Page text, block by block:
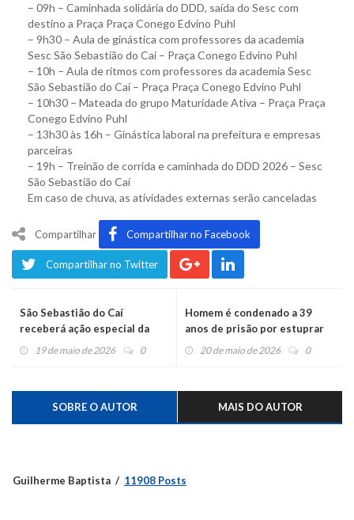
– 09h – Caminhada solidária do DDD, saída do Sesc com
destino a Praça Praça Conego Edvino Puhl
– 9h30 – Aula de ginástica com professores da academia
Sesc São Sebastião do Caí – Praça Conego Edvino Puhl
– 10h – Aula de ritmos com professores da academia Sesc
São Sebastião do Caí – Praça Praça Conego Edvino Puhl
– 10h30 – Mateada do grupo Maturidade Ativa – Praça Praça
Conego Edvino Puhl
– 13h30 às 16h – Ginástica laboral na prefeitura e empresas
parceiras
– 19h – Treinão de corrida e caminhada do DDD 2026 – Sesc
São Sebastião do Caí
Em caso de chuva, as atividades externas serão canceladas
Compartilhar Compartilhar no Facebook
Compartilhar no Twitter
São Sebastião do Caí
receberá ação especial da
Festa da Bergamota e das
19 de maio de 2026 0
Homem é condenado a 39
anos de prisão por estuprar
duas crianças
20 de maio de 2026 0
SOBRE O AUTOR MAIS DO AUTOR
Guilherme Baptista 11908 Posts